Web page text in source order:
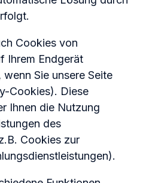
Cookies von
Ihrem Endgerät
Sie unsere Seite
Cookies). Diese
Ihnen die Nutzung
des
Cookies zur